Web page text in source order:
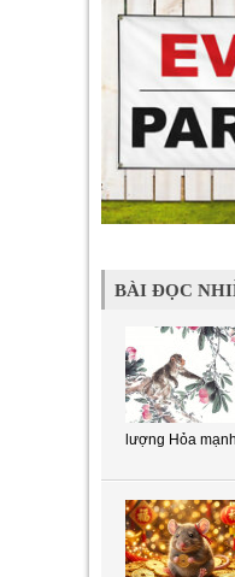
BÀI ĐỌC
lượng Hỏa